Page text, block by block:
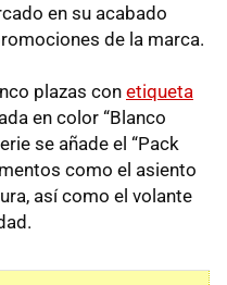
en su acabado
de la marca.
plazas con etiqueta
en color “Blanco
se añade el “Pack
como el asiento
así como el volante